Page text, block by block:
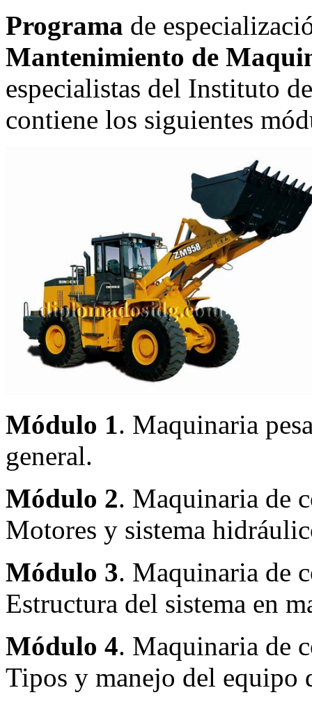
Programa de
Mantenimiento de
especialistas del Instituto
contiene los siguientes
Módulo 1. Maquinaria
general.
Módulo 2. Maquinaria de
Motores y sistema
Módulo 3. Maquinaria de
Estructura del sistema en
Módulo 4. Maquinaria de
Tipos y manejo del equipo